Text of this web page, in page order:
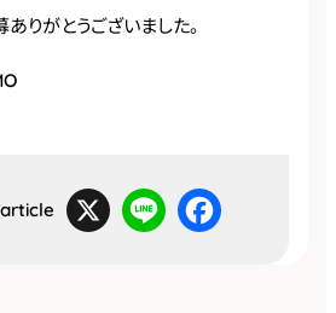
ありがとうございました。
X L
ne